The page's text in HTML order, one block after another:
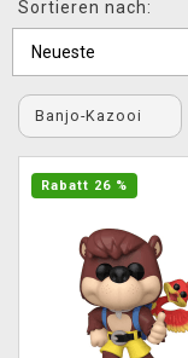
XZONE CLUB
Sortieren nach:
Banjo-Kazooi
Rabatt 26 %